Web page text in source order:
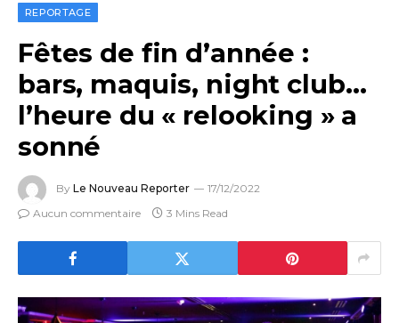
REPORTAGE
Fêtes de fin d’année :
bars, maquis, night club…
l’heure du « relooking » a
sonné
By Le Nouveau Reporter
17/12/2022
Aucun commentaire
3 Mins Read